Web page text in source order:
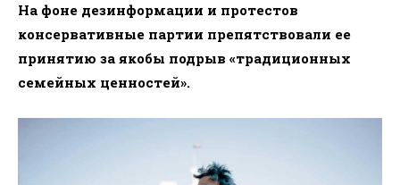
На фоне дезинформации и протестов
консервативные партии препятствовали ее
принятию за якобы подрыв «традиционных
семейных ценностей».